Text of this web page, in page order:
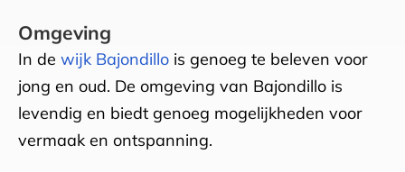
Omgeving
In de wijk Bajondillo is genoeg te beleven voor
jong en oud. De omgeving van Bajondillo is
levendig en biedt genoeg mogelijkheden voor
vermaak en ontspanning.